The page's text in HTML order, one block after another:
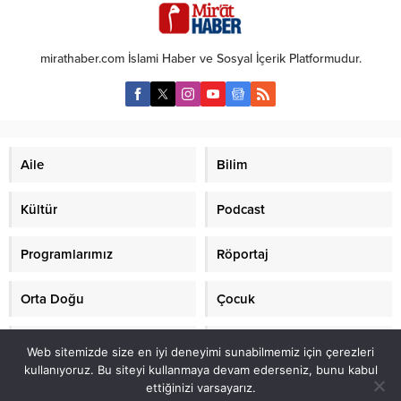
OLAYIN DETAYLARINI ANLATTI
Özel Haber – Bir zamanlar İslami
cemaatlerde yetişmiş, kapalı bir
eşle mutlu bir yuva kurmuş,
dindar çevresi tarafından örnek
gösterilen Mehmet Akif Ersoy’un
soruşturması kapsamında
gözaltına alınan eski Habertürk
Genel Yayın Yönetmeni Mehmet
Akif Ersoy’un da aralarında
bulunduğu 4 kişi tutuklandı.
Savcılık işlemleri tamamlanan
tutuklandı....
mirathaber.com İslami Haber ve Sosyal İçerik Platformudur.
Aile Bilim
Kültür Podcast
Programlarımız Röportaj
Orta Doğu Çocuk
Mirat TV Makaleler
2021 mirathaber.com, tüm hakları saklıdır.© Mirat Haber Anadolu Ajansı
Web sitemizde size en iyi deneyimi sunabilmemiz için çerezleri
kullanıyoruz. Bu siteyi kullanmaya devam ederseniz, bunu kabul
ettiğinizi varsayarız.